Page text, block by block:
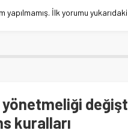
yapılmamış. İlk yorumu
yönetmeliği
kuralları